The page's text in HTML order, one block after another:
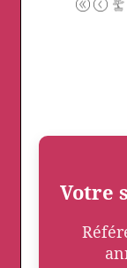
Votre